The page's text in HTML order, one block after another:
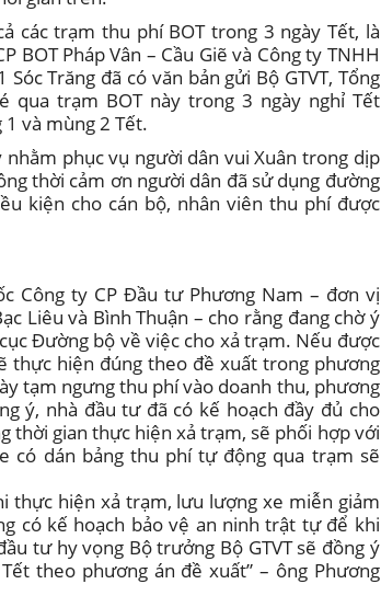
các trạm thu phí BOT trong 3 ngày Tết, là
Pháp Vân – Cầu Giẽ và Công ty TNHH
Trăng đã có văn bản gửi Bộ GTVT, Tổng
qua trạm BOT này trong 3 ngày nghỉ Tết
và mùng 2 Tết.
phục vụ người dân vui Xuân trong dịp
thời cảm ơn người dân đã sử dụng đường
kiện cho cán bộ, nhân viên thu phí được
Công ty CP Đầu tư Phương Nam – đơn vị
Liêu và Bình Thuận – cho rằng đang chờ ý
Đường bộ về việc cho xả trạm. Nếu được
thực hiện đúng theo đề xuất trong phương
tạm ngưng thu phí vào doanh thu, phương
ý, nhà đầu tư đã có kế hoạch đầy đủ cho
thời gian thực hiện xả trạm, sẽ phối hợp với
có dán bảng thu phí tự động qua trạm sẽ
thực hiện xả trạm, lưu lượng xe miễn giảm
có kế hoạch bảo vệ an ninh trật tự để khi
tư hy vọng Bộ trưởng Bộ GTVT sẽ đồng ý
theo phương án đề xuất” – ông Phương